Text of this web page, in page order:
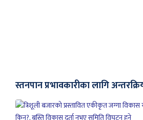
स्तनपान प्रभावकारीका लागि